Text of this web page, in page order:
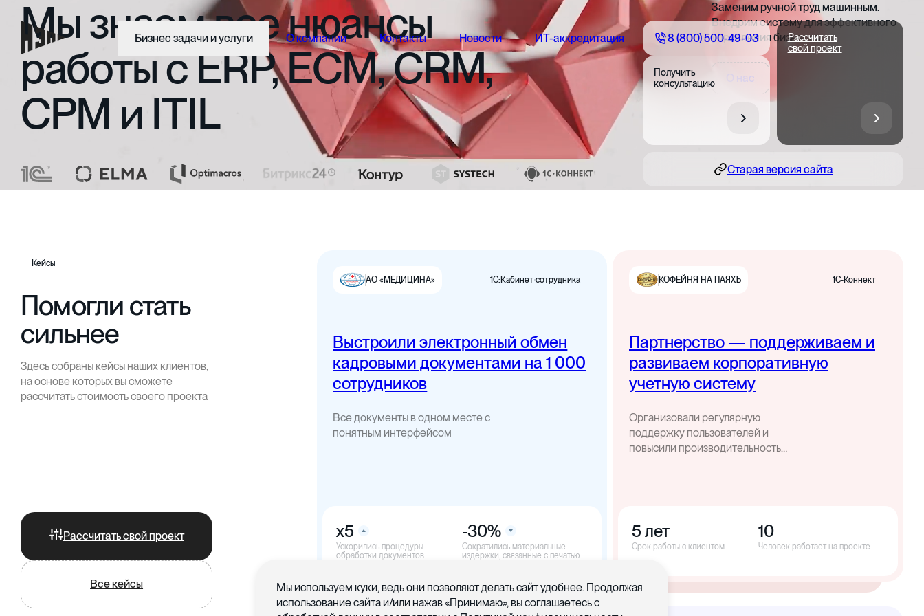
Бизнес задачи и услуги О компании Контакты Новости ИТ-аккредитация 8 (800) 500-49-03
Получить
консультацию
Рассчитать
свой проект
Старая версия сайта
Мызнаемвсенюансы
работыс ERP,ECM,CRM,
CPM и ITIL
Заменим ручной труд машинным.
Внедрим систему для эффективного
управления бизнесом
О нас
Кейсы
Помогли стать
сильнее
Здесь собраны кейсы наших клиентов,
на основе которых вы сможете
рассчитать стоимость своего проекта
Рассчитать свой проект
Все кейсы
АО «МЕДИЦИНА» 1С:Кабинет сотрудника
Выстроили электронный обмен
кадровыми документами на 1 000
сотрудников
Все документы в одном месте с
понятным интерфейсом
x5
Ускорились процедуры
обработки документов
-30%
Cократились материальные
издержки, связанные с печатью
КОФЕЙНЯ НА ПАЯХЪ 1С-Коннект
Партнерство — поддерживаем и
развиваем корпоративную
учетную систему
Организовали регулярную
поддержку пользователей и
повысили производительность
5 лет
Срок работы с клиентом
10
Человек работает на проекте
Мы используем куки, ведь они позволяют делать сайт удобнее. Продолжая
использование сайта и/или нажав «Принимаю», вы соглашаетесь с